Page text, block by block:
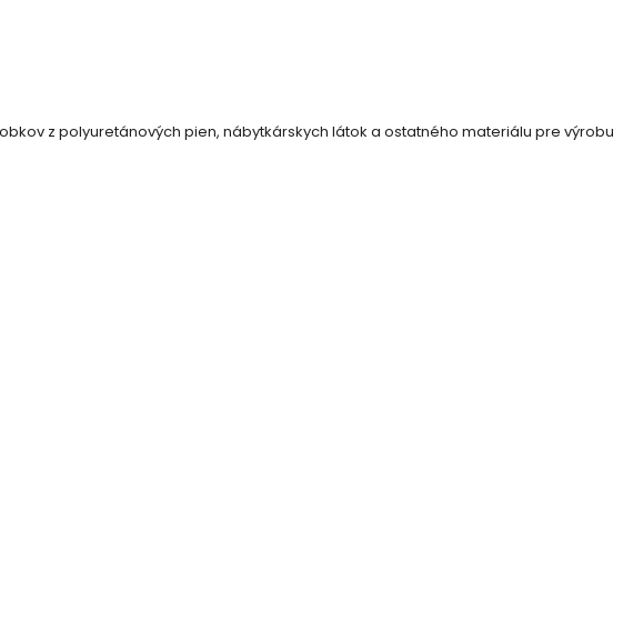
z polyuretánových pien, nábytkárskych látok a ostatného materiálu pre výrobu